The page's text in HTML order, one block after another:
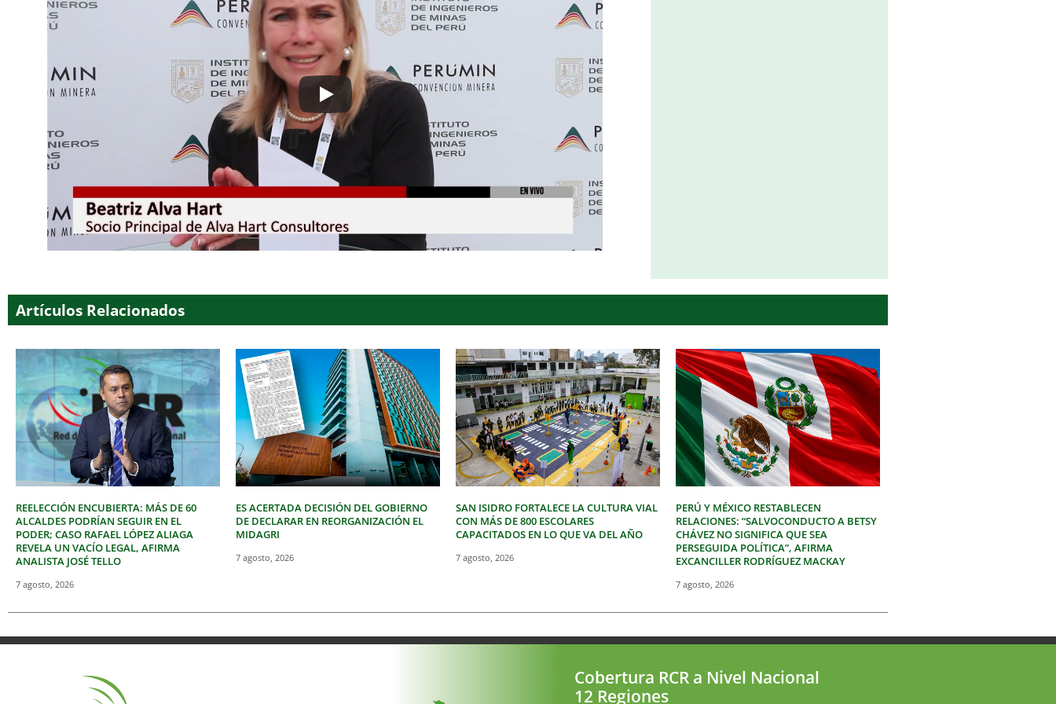
Artículos Relacionados
REELECCIÓN ENCUBIERTA: MÁS DE 60
ALCALDES PODRÍAN SEGUIR EN EL
PODER; CASO RAFAEL LÓPEZ ALIAGA
REVELA UN VACÍO LEGAL, AFIRMA
ANALISTA JOSÉ TELLO
7 agosto, 2026
ES ACERTADA DECISIÓN DEL GOBIERNO
DE DECLARAR EN REORGANIZACIÓN EL
MIDAGRI
7 agosto, 2026
SAN ISIDRO FORTALECE LA CULTURA VIAL
CON MÁS DE 800 ESCOLARES
CAPACITADOS EN LO QUE VA DEL AÑO
7 agosto, 2026
PERÚ Y MÉXICO RESTABLECEN
RELACIONES: “SALVOCONDUCTO A BETSY
CHÁVEZ NO SIGNIFICA QUE SEA
PERSEGUIDA POLÍTICA”, AFIRMA
EXCANCILLER RODRÍGUEZ MACKAY
7 agosto, 2026
Cobertura RCR a Nivel Nacional
12 Regiones